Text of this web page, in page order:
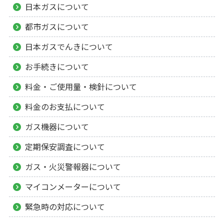
日本ガスについて
都市ガスについて
日本ガスでんきについて
お手続きについて
料金・ご使用量・検針について
料金のお支払について
ガス機器について
定期保安調査について
ガス・火災警報器について
マイコンメーターについて
緊急時の対応について